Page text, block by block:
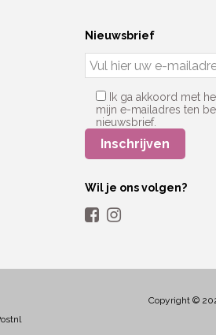
Nieuwsbrief
Ik ga akkoord met
mijn e-mailadres ten
nieuwsbrief.
Wil je ons volgen?
Copyright ©